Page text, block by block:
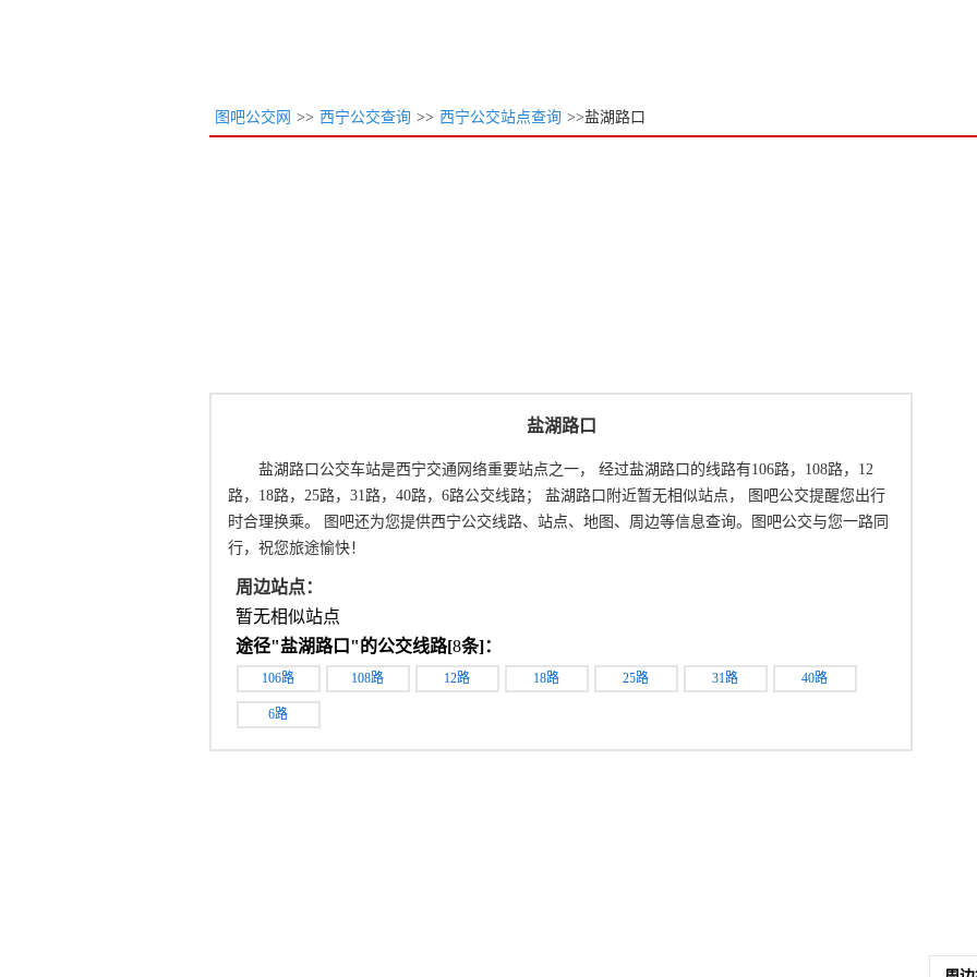
图吧公交网 >> 西宁公交查询 >> 西宁公交站点查询 >>盐湖路口
盐湖路口
盐湖路口公交车站是西宁交通网络重要站点之一， 经过盐湖路口的线路有106路，108路，12
路，18路，25路，31路，40路，6路公交线路； 盐湖路口附近暂无相似站点， 图吧公交提醒您出行
时合理换乘。 图吧还为您提供西宁公交线路、站点、地图、周边等信息查询。图吧公交与您一路同
行，祝您旅途愉快！
周边站点：
暂无相似站点
途径"盐湖路口 "的公交线路[8条]：
106路 108路 12路 18路 25路 31路 40路
6路